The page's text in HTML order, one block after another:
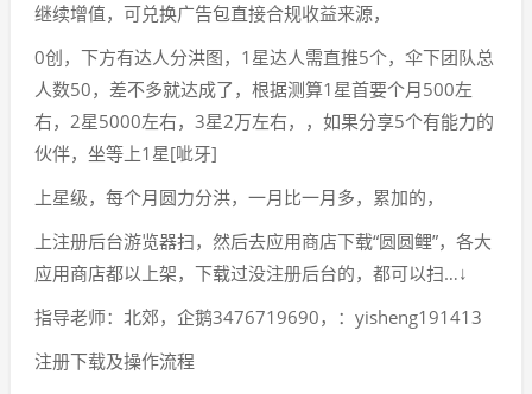
继续增值，可兑换广告包直接合规收益来源，
0创，下方有达人分洪图，1星达人需直推5个，伞下团队总
人数50，差不多就达成了，根据测算1星首要个月500左
右，2星5000左右，3星2万左右，，如果分享5个有能力的
伙伴，坐等上1星[呲牙]
上星级，每个月圆力分洪，一月比一月多，累加的，
上注册后台游览器扫，然后去应用商店下载“圆圆鲤”，各大
应用商店都以上架，下载过没注册后台的，都可以扫…↓
指导老师：北郊，企鹅3476719690，：yisheng191413
注册下载及操作流程